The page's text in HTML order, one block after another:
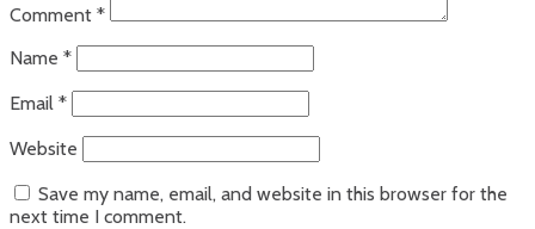
Comment *
Name *
Email *
Website
Save my name, email, and website in this browser for the
next time I comment.